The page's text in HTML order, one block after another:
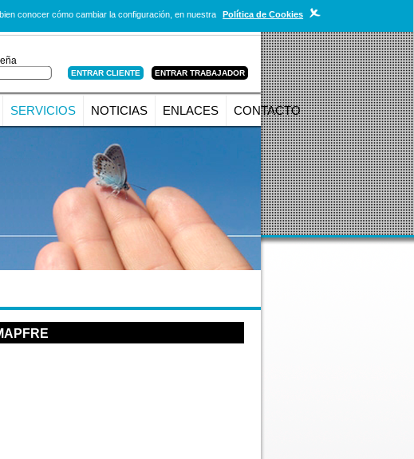
conocer cómo cambiar la configuración, en nuestra Política de Cookies
SERVICIOS NOTICIAS ENLACES CONTACTO